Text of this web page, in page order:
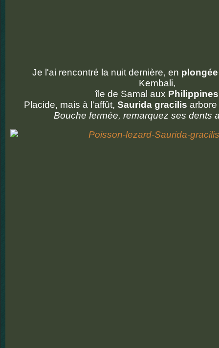
Je l'ai rencontré la nuit dernière, en
Kembali,
île de Samal aux Philippines
Placide, mais à l'affût, Saurida gracilis
Bouche fermée, remarquez ses dents